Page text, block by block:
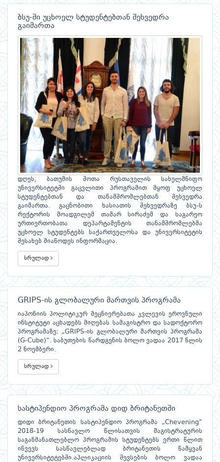
ბსუ-ში უცხოელ სტუდენტებთან შეხვედრა
გაიმართა
დღეს, ბათუმის შოთა რუსთაველის სახელმწიფო
უნივერსიტეტში გაცვლითი პროგრამით მყოფ უცხოელ
სტუდენტებთან და თანამშრომლებთან შეხვედრა
გაიმართა. გაცნობითი ხასიათის შეხვედრაზე ბსუ-ს
რექტორის მოადგილემ თამარ სირაძემ და საგარეო
ურთიერთობათა დეპარტამენტის თანამშრომლებმა
უცხოელ სტუდენტებს საქართველოსა და უნივერსიტეტის
შესახებ მიაწოდეს ინფორმაცია.
სრულად
GRIPS-ის გლობალური მართვის პროგრამა
იაპონიის პოლიტიკურ მეცნიერებათა კვლევის ეროვნული
ინსტიტუტი აცხადებს მიღებას სამაგისტრო და სადოქტორო
პროგრამაზე: „GRIPS-ის გლობალური მართვის პროგრამა
(G-Cube)“. საბუთების წარდგენის ბოლო ვადაა 2017 წლის
2 ნოემბერი.
სრულად
სასტიპენდიო პროგრამა დიდ ბრიტანეთში
დიდი ბრიტანეთის სასტიპენდიო პროგრამა „Chevening“
2018-19 სასწავლო წლისათვის მაგისტრატურის
საგანმანათლებლო პროგრამის სტუდენტებს ერთი წლით
იწვევს სასწავლებლად ბრიტანეთის წამყვან
უნივერსიტეტებში.აპლიკაციის შევსების ბოლო ვადაა